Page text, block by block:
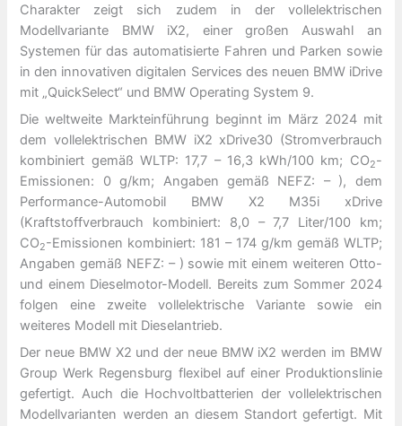
Charakter zeigt sich zudem in der vollelektrischen
Modellvariante BMW iX2, einer großen Auswahl an
Systemen für das automatisierte Fahren und Parken sowie
in den innovativen digitalen Services des neuen BMW iDrive
mit „QuickSelect“ und BMW Operating System 9.
Die weltweite Markteinführung beginnt im März 2024 mit
dem vollelektrischen BMW iX2 xDrive30 (Stromverbrauch
kombiniert gemäß WLTP: 17,7 – 16,3 kWh/100 km; CO2-
Emissionen: 0 g/km; Angaben gemäß NEFZ: – ), dem
Performance-Automobil BMW X2 M35i xDrive
(Kraftstoffverbrauch kombiniert: 8,0 – 7,7 Liter/100 km;
CO2-Emissionen kombiniert: 181 – 174 g/km gemäß WLTP;
Angaben gemäß NEFZ: – ) sowie mit einem weiteren Otto-
und einem Dieselmotor-Modell. Bereits zum Sommer 2024
folgen eine zweite vollelektrische Variante sowie ein
weiteres Modell mit Dieselantrieb.
Der neue BMW X2 und der neue BMW iX2 werden im BMW
Group Werk Regensburg flexibel auf einer Produktionslinie
gefertigt. Auch die Hochvoltbatterien der vollelektrischen
Modellvarianten werden an diesem Standort gefertigt. Mit